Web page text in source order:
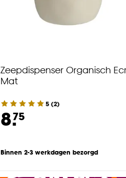
Zeepdispenser Organisch
Mat
5 (2)
8.75
Binnen 2-3 werkdagen bezorgd